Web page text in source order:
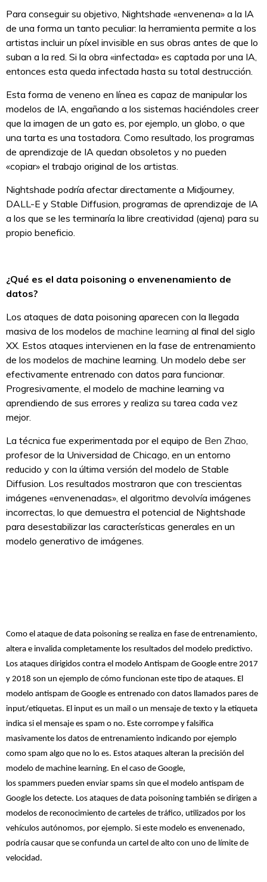
Para conseguir su objetivo, Nightshade «envenena» a la IA
de una forma un tanto peculiar: la herramienta permite a los
artistas incluir un píxel invisible en sus obras antes de que lo
suban a la red. Si la obra «infectada» es captada por una IA,
entonces esta queda infectada hasta su total destrucción.
Esta forma de veneno en línea es capaz de manipular los
modelos de IA, engañando a los sistemas haciéndoles creer
que la imagen de un gato es, por ejemplo, un globo, o que
una tarta es una tostadora. Como resultado, los programas
de aprendizaje de IA quedan obsoletos y no pueden
«copiar» el trabajo original de los artistas.
Nightshade podría afectar directamente a Midjourney,
DALL-E y Stable Diffusion, programas de aprendizaje de IA
a los que se les terminaría la libre creatividad (ajena) para su
propio beneficio.
¿Qué es el data poisoning o envenenamiento de
datos?
Los ataques de data poisoning aparecen con la llegada
masiva de los modelos de machine learning al final del siglo
XX. Estos ataques intervienen en la fase de entrenamiento
de los modelos de machine learning. Un modelo debe ser
efectivamente entrenado con datos para funcionar.
Progresivamente, el modelo de machine learning va
aprendiendo de sus errores y realiza su tarea cada vez
mejor.
La técnica fue experimentada por el equipo de Ben Zhao,
profesor de la Universidad de Chicago, en un entorno
reducido y con la última versión del modelo de Stable
Diffusion. Los resultados mostraron que con trescientas
imágenes «envenenadas», el algoritmo devolvía imágenes
incorrectas, lo que demuestra el potencial de Nightshade
para desestabilizar las características generales en un
modelo generativo de imágenes.
Como el ataque de data poisoning se realiza en fase de entrenamiento,
altera e invalida completamente los resultados del modelo predictivo.
Los ataques dirigidos contra el modelo Antispam de Google entre 2017
y 2018 son un ejemplo de cómo funcionan este tipo de ataques. El
modelo antispam de Google es entrenado con datos llamados pares de
input/etiquetas. El input es un mail o un mensaje de texto y la etiqueta
indica si el mensaje es spam o no. Este corrompe y falsifica
masivamente los datos de entrenamiento indicando por ejemplo
como spam algo que no lo es. Estos ataques alteran la precisión del
modelo de machine learning. En el caso de Google,
los spammers pueden enviar spams sin que el modelo antispam de
Google los detecte. Los ataques de data poisoning también se dirigen a
modelos de reconocimiento de carteles de tráfico, utilizados por los
vehículos autónomos, por ejemplo. Si este modelo es envenenado,
podría causar que se confunda un cartel de alto con uno de límite de
velocidad.